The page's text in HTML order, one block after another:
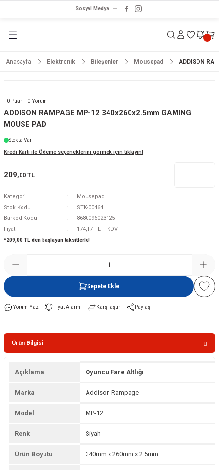
Sosyal Medya
Geri Dön
Geri Dön
Geri Dön
Ürünleri
Geri Dön
& Ses Sistemleri
Geri Dön
Geri Dön
Geri Dön
Anasayfa Elektronik Bileşenler Mousepad ADDISON
0 Puan - 0 Yorum
ADDISON RAMPAGE MP-12 340x260x2.5mm GAMING
MOUSE PAD
Stokta Var
Kredi Kartı ile Ödeme seçeneklerini görmek için tıklayın!
209,00 TL
Kategori
Mousepad
Stok Kodu
STK-00464
Barkod Kodu
8680096023125
Fiyat
174,17 TL + KDV
*209,00 TL den başlayan taksitlerle!
Sepete Ekle
Yorum Yaz Fiyat Alarmı Karşılaştır Paylaş
Ürün Bilgisi
Açıklama Oyuncu Fare Altlığı
Marka Addison Rampage
Model MP-12
Renk Siyah
Ürün Boyutu 340mm x 260mm x 2.5mm